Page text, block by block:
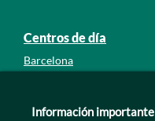
Centros de día
Barcelona
León
Información importante